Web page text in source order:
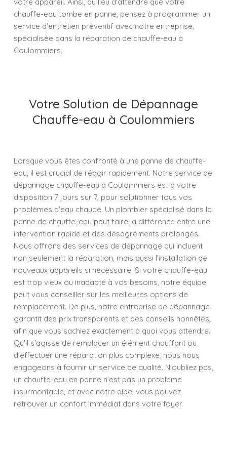
chauffe-eau tombe en panne, pensez à programmer un
service d'entretien préventif avec notre entreprise,
spécialisée dans la réparation de chauffe-eau à
Coulommiers.
Votre Solution de Dépannage
Chauffe-eau à Coulommiers
Lorsque vous êtes confronté à une panne de chauffe-
eau, il est crucial de réagir rapidement. Notre service de
dépannage chauffe-eau à Coulommiers est à votre
disposition 7 jours sur 7, pour solutionner tous vos
problèmes d'eau chaude. Un plombier spécialisé dans la
panne de chauffe-eau peut faire la différence entre une
intervention rapide et des désagréments prolongés.
Nous offrons des services de dépannage qui incluent
non seulement la réparation, mais aussi l'installation de
nouveaux appareils si nécessaire. Si votre chauffe-eau
est trop vieux ou inadapté à vos besoins, notre équipe
peut vous conseiller sur les meilleures options de
remplacement. De plus, notre entreprise de dépannage
garantit des prix transparents et des conseils honnêtes,
afin que vous sachiez exactement à quoi vous attendre.
Qu'il s'agisse de remplacer un élément chauffant ou
d'effectuer une réparation plus complexe, nous nous
engageons à fournir un service de qualité. N'oubliez pas,
un chauffe-eau en panne n'est pas un problème
insurmontable, et avec notre aide, vous pouvez
retrouver un confort immédiat dans votre foyer.